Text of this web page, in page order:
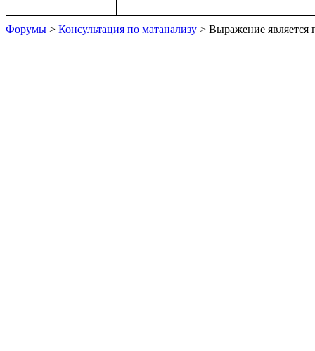
Форумы > Консультация по матанализу > Выражение